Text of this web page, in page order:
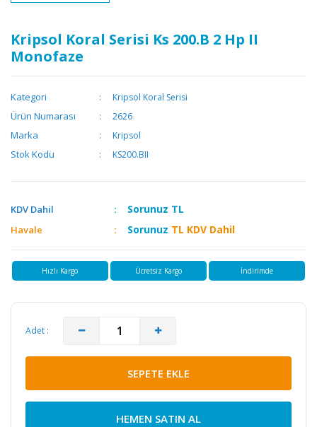
Kripsol Koral Serisi Ks 200.B 2 Hp II
Monofaze
Kategori Kripsol Koral Serisi
Ürün Numarası 2626
Marka Kripsol
Stok Kodu KS200.BII
KDV Dahil Sorunuz TL
Havale Sorunuz TL KDV Dahil
Hızlı Kargo Ücretsiz Kargo İndirimde
Adet :
SEPETE EKLE
HEMEN SATIN AL